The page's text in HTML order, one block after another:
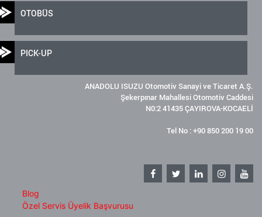
OTOBÜS
PICK-UP
ANADOLU ISUZU Otomotiv Sanayi ve Ticaret A.Ş.
Şekerpınar Mahallesi Otomotiv Caddesi
N0:2 41435 ÇAYIROVA-KOCAELİ
Tel No : +90 850 200 19 00
Blog
Özel Servis Üyelik Başvurusu